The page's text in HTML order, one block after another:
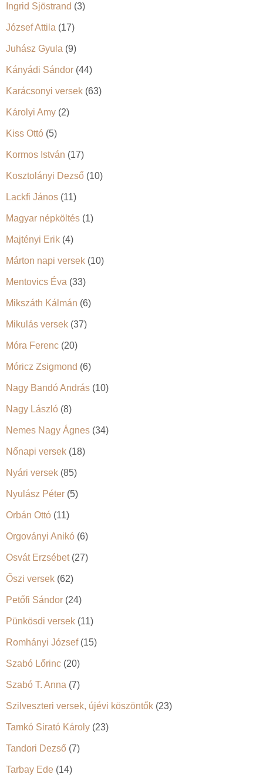
Ingrid Sjöstrand (3)
József Attila (17)
Juhász Gyula (9)
Kányádi Sándor (44)
Karácsonyi versek (63)
Károlyi Amy (2)
Kiss Ottó (5)
Kormos István (17)
Kosztolányi Dezső (10)
Lackfi János (11)
Magyar népköltés (1)
Majtényi Erik (4)
Márton napi versek (10)
Mentovics Éva (33)
Mikszáth Kálmán (6)
Mikulás versek (37)
Móra Ferenc (20)
Móricz Zsigmond (6)
Nagy Bandó András (10)
Nagy László (8)
Nemes Nagy Ágnes (34)
Nőnapi versek (18)
Nyári versek (85)
Nyulász Péter (5)
Orbán Ottó (11)
Orgoványi Anikó (6)
Osvát Erzsébet(27)
Őszi versek (62)
Petőfi Sándor (24)
Pünkösdi versek (11)
Romhányi József(15)
Szabó Lőrinc (20)
Szabó T. Anna (7)
Szilveszteri versek, újévi köszöntők (23)
Tamkó Sirató Károly (23)
Tandori Dezső (7)
Tarbay Ede (14)